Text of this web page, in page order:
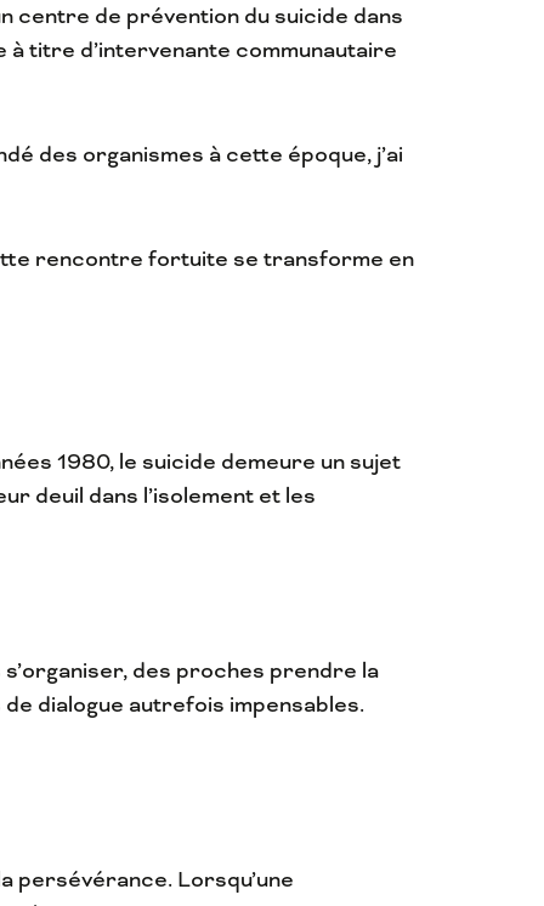
centre de prévention du suicide dans
à titre d’intervenante communautaire
des organismes à cette époque, j’ai
rencontre fortuite se transforme en
1980, le suicide demeure un sujet
deuil dans l’isolement et les
des proches prendre la
dialogue autrefois impensables.
persévérance. Lorsqu’une